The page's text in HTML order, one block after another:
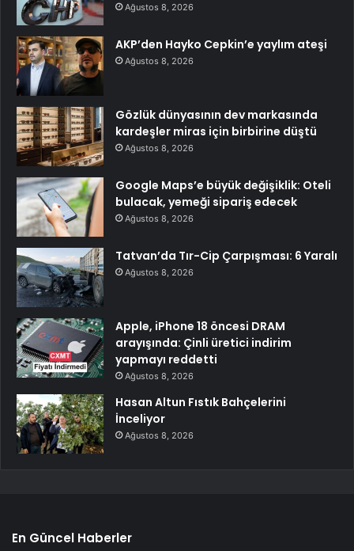
Ağustos 8, 2026
AKP’den Hayko Cepkin’e yaylım ateşi
Ağustos 8, 2026
Gözlük dünyasının dev markasında
kardeşler miras için birbirine düştü
Ağustos 8, 2026
Google Maps’e büyük değişiklik: Oteli
bulacak, yemeği sipariş edecek
Ağustos 8, 2026
Tatvan’da Tır-Cip Çarpışması: 6 Yaralı
Ağustos 8, 2026
Apple, iPhone 18 öncesi DRAM
arayışında: Çinli üretici indirim
yapmayı reddetti
Ağustos 8, 2026
Hasan Altun Fıstık Bahçelerini
İnceliyor
Ağustos 8, 2026
En Güncel Haberler